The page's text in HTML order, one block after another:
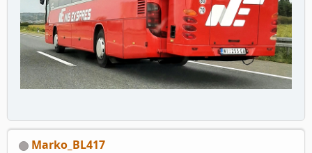
Marko_BL417